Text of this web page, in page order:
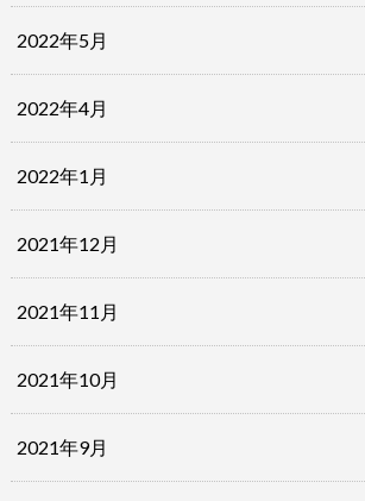
2022年5月
2022年4月
2022年1月
2021年12月
2021年11月
2021年10月
2021年9月